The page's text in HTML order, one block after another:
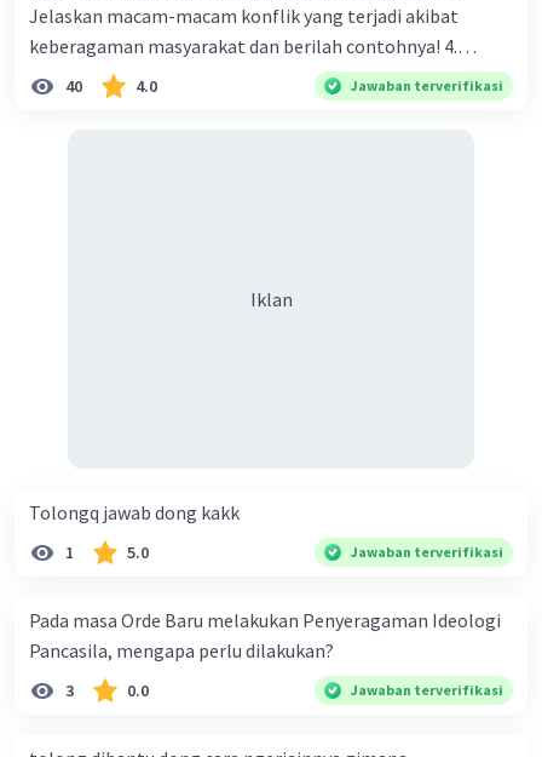
Jelaskan macam-macam konflik yang terjadi akibat
keberagaman masyarakat dan berilah contohnya! 4.
Mengapa dalam masyarakat yang memiliki keberagaman
40 4.0 Jawaban terverifikasi
Iklan
Tolongq jawab dong kakk
1 5.0 Jawaban terverifikasi
Pada masa Orde Baru melakukan Penyeragaman Ideologi
Pancasila, mengapa perlu dilakukan?
3 0.0 Jawaban terverifikasi